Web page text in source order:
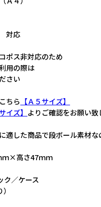
対応
ポス非対応のため
の際は
さい
ちら 【Ａ５サイズ】
イズ】 よりご確認をお願
適した商品で段ボール素材
ｍ×高さ47ｍｍ
／ケース